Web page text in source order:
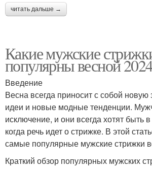
читать дальше →
Какие мужские
популярны весной
Введение
Весна всегда приносит с собой
идеи и новые модные тенденции.
исключение, и они всегда хотят быть
когда речь идет о стрижке. В этой
самые популярные мужские стрижки
Краткий обзор популярных мужских